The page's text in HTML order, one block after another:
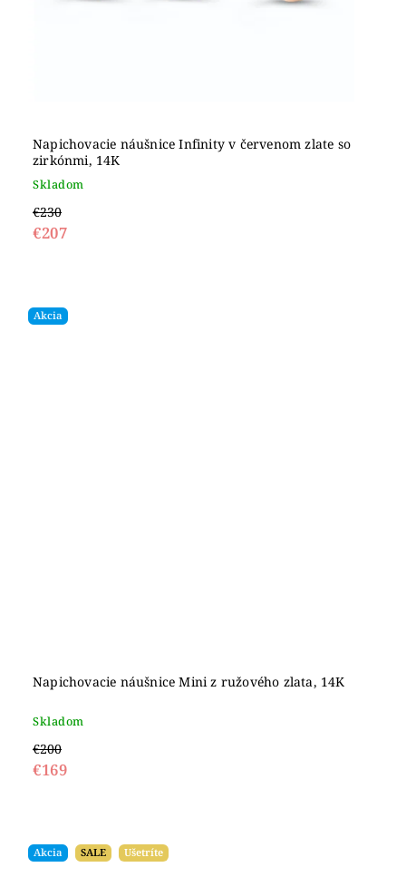
Napichovacie náušnice Infinity v červenom zlate so
zirkónmi, 14K
Skladom
€230
€207
Akcia
Napichovacie náušnice Mini z ružového zlata, 14K
Skladom
€200
€169
Akcia SALE Ušetríte